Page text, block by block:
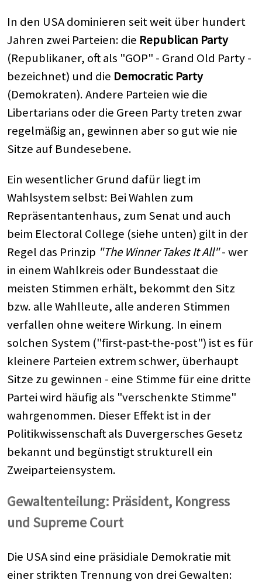
In den USA dominieren seit weit über hundert
Jahren zwei Parteien: die Republican Party
(Republikaner, oft als "GOP" - Grand Old Party -
bezeichnet) und die Democratic Party
(Demokraten). Andere Parteien wie die
Libertarians oder die Green Party treten zwar
regelmäßig an, gewinnen aber so gut wie nie
Sitze auf Bundesebene.
Ein wesentlicher Grund dafür liegt im
Wahlsystem selbst: Bei Wahlen zum
Repräsentantenhaus, zum Senat und auch
beim Electoral College (siehe unten) gilt in der
Regel das Prinzip "The Winner Takes It All"- wer
in einem Wahlkreis oder Bundesstaat die
meisten Stimmen erhält, bekommt den Sitz
bzw. alle Wahlleute, alle anderen Stimmen
verfallen ohne weitere Wirkung. In einem
solchen System ("first-past-the-post") ist es für
kleinere Parteien extrem schwer, überhaupt
Sitze zu gewinnen - eine Stimme für eine dritte
Partei wird häufig als "verschenkte Stimme"
wahrgenommen. Dieser Effekt ist in der
Politikwissenschaft als Duvergersches Gesetz
bekannt und begünstigt strukturell ein
Zweiparteiensystem.
Gewaltenteilung: Präsident, Kongress
und Supreme Court
Die USA sind eine präsidiale Demokratie mit
einer strikten Trennung von drei Gewalten: